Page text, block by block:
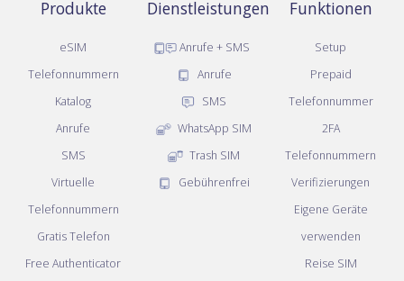
Produkte
eSIM
Telefonnummern
Katalog
Anrufe
SMS
Virtuelle
Telefonnummern
Gratis Telefon
Free Authenticator
Dienstleistungen
Anrufe + SMS
Anrufe
SMS
WhatsApp SIM
Trash SIM
Gebührenfrei
Funktionen
Setup
Prepaid
Telefonnummer
2FA
Telefonnummern
Verifizierungen
Eigene Geräte
verwenden
Reise SIM